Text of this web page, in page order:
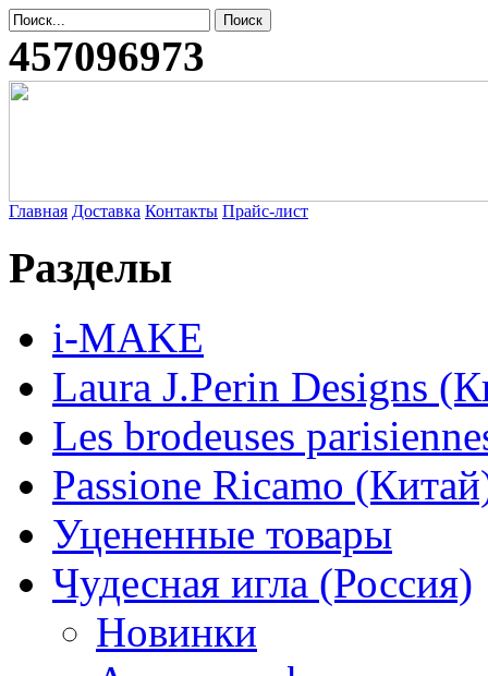
457096973
Главная Доставка Контакты Прайс-лист
Разделы
i-MAKE
Laura J.Perin Designs
Les brodeuses
Passione Ricamo
Уцененные товары
Чудесная игла (Россия)
Новинки